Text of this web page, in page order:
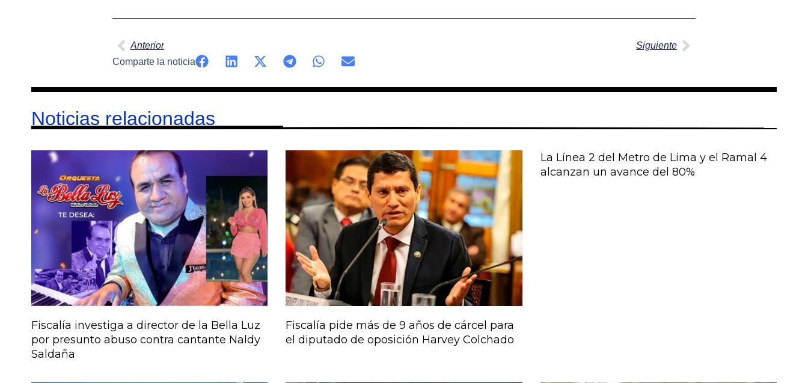
Anterior Siguiente
Comparte la noticia
Noticias relacionadas
Fiscalía investiga a director de la Bella Luz
por presunto abuso contra cantante Naldy
Saldaña
Fiscalía pide más de 9 años de cárcel para
el diputado de oposición Harvey Colchado
La Línea 2 del Metro de Lima y el Ramal 4
alcanzan un avance del 80%
Página
Página
Página
PáginaPágina